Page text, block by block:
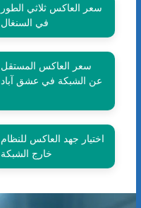
سعر العاكس ثلاثي الطور
في السنغال
سعر العاكس المستقل
عن الشبكة في عشق آباد
اختيار جهد العاكس للنظام
خارج الشبكة